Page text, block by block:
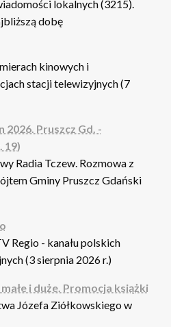
lokalnych (3215).
dobę
kinowych i
stacji telewizyjnych (7
2026. Pruszcz Gd. -
19)
Radia Tczew. Rozmowa z
Gminy Pruszcz Gdański
Regio - kanału polskich
(3 sierpnia 2026 r.)
i duże. Promocja książki
Józefa Ziółkowskiego w